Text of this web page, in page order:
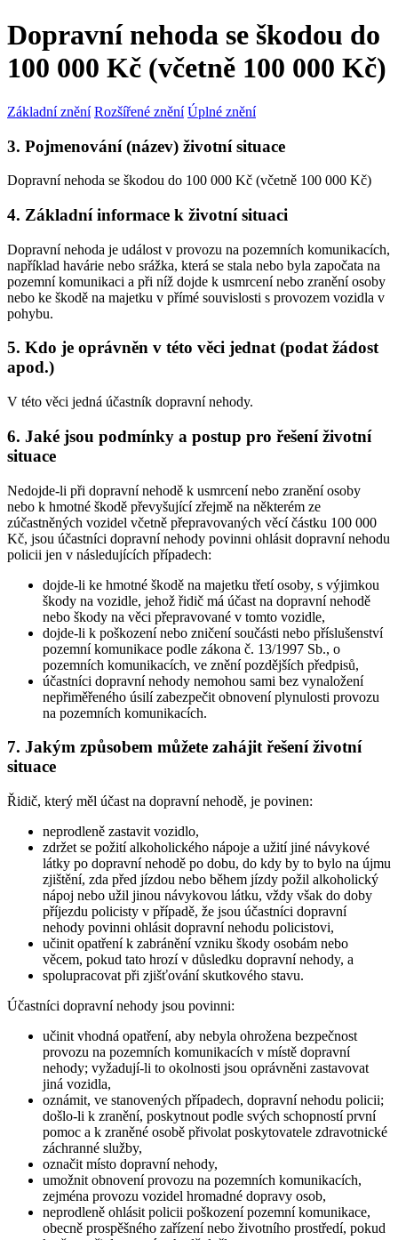
Dopravní nehoda se škodou do
100 000 Kč (včetně 100 000 Kč)
Základní znění Rozšířené znění Úplné znění
3. Pojmenování (název) životní situace
Dopravní nehoda se škodou do 100 000 Kč (včetně 100 000 Kč)
4. Základní informace k životní situaci
Dopravní nehoda je událost v provozu na pozemních komunikacích,
například havárie nebo srážka, která se stala nebo byla započata na
pozemní komunikaci a při níž dojde k usmrcení nebo zranění osoby
nebo ke škodě na majetku v přímé souvislosti s provozem vozidla v
pohybu.
5. Kdo je oprávněn v této věci jednat (podat žádost
apod.)
V této věci jedná účastník dopravní nehody.
6. Jaké jsou podmínky a postup pro řešení životní
situace
Nedojde-li při dopravní nehodě k usmrcení nebo zranění osoby
nebo k hmotné škodě převyšující zřejmě na některém ze
zúčastněných vozidel včetně přepravovaných věcí částku 100 000
Kč, jsou účastníci dopravní nehody povinni ohlásit dopravní nehodu
policii jen v následujících případech:
dojde-li ke hmotné škodě na majetku třetí osoby, s výjimkou
škody na vozidle, jehož řidič má účast na dopravní nehodě
nebo škody na věci přepravované v tomto vozidle,
dojde-li k poškození nebo zničení součásti nebo příslušenství
pozemní komunikace podle zákona č. 13/1997 Sb., o
pozemních komunikacích, ve znění pozdějších předpisů,
účastníci dopravní nehody nemohou sami bez vynaložení
nepřiměřeného úsilí zabezpečit obnovení plynulosti provozu
na pozemních komunikacích.
7. Jakým způsobem můžete zahájit řešení životní
situace
Řidič, který měl účast na dopravní nehodě, je povinen:
neprodleně zastavit vozidlo,
zdržet se požití alkoholického nápoje a užití jiné návykové
látky po dopravní nehodě po dobu, do kdy by to bylo na újmu
zjištění, zda před jízdou nebo během jízdy požil alkoholický
nápoj nebo užil jinou návykovou látku, vždy však do doby
příjezdu policisty v případě, že jsou účastníci dopravní
nehody povinni ohlásit dopravní nehodu policistovi,
učinit opatření k zabránění vzniku škody osobám nebo
věcem, pokud tato hrozí v důsledku dopravní nehody, a
spolupracovat při zjišťování skutkového stavu.
Účastníci dopravní nehody jsou povinni:
učinit vhodná opatření, aby nebyla ohrožena bezpečnost
provozu na pozemních komunikacích v místě dopravní
nehody; vyžadují-li to okolnosti jsou oprávněni zastavovat
jiná vozidla,
oznámit, ve stanovených případech, dopravní nehodu policii;
došlo-li k zranění, poskytnout podle svých schopností první
pomoc a k zraněné osobě přivolat poskytovatele zdravotnické
záchranné služby,
označit místo dopravní nehody,
umožnit obnovení provozu na pozemních komunikacích,
zejména provozu vozidel hromadné dopravy osob,
neprodleně ohlásit policii poškození pozemní komunikace,
obecně prospěšného zařízení nebo životního prostředí, pokud